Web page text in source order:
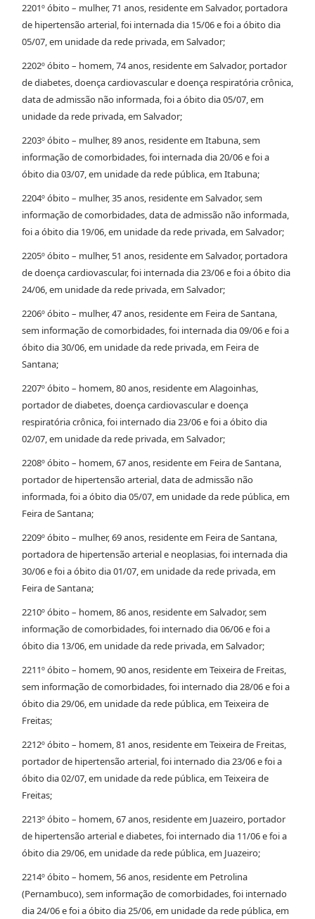
2201º óbito – mulher, 71 anos, residente em Salvador, portadora
de hipertensão arterial, foi internada dia 15/06 e foi a óbito dia
05/07, em unidade da rede privada, em Salvador;
2202º óbito – homem, 74 anos, residente em Salvador, portador
de diabetes, doença cardiovascular e doença respiratória crônica,
data de admissão não informada, foi a óbito dia 05/07, em
unidade da rede privada, em Salvador;
2203º óbito – mulher, 89 anos, residente em Itabuna, sem
informação de comorbidades, foi internada dia 20/06 e foi a
óbito dia 03/07, em unidade da rede pública, em Itabuna;
2204º óbito – mulher, 35 anos, residente em Salvador, sem
informação de comorbidades, data de admissão não informada,
foi a óbito dia 19/06, em unidade da rede privada, em Salvador;
2205º óbito – mulher, 51 anos, residente em Salvador, portadora
de doença cardiovascular, foi internada dia 23/06 e foi a óbito dia
24/06, em unidade da rede privada, em Salvador;
2206º óbito – mulher, 47 anos, residente em Feira de Santana,
sem informação de comorbidades, foi internada dia 09/06 e foi a
óbito dia 30/06, em unidade da rede privada, em Feira de
Santana;
2207º óbito – homem, 80 anos, residente em Alagoinhas,
portador de diabetes, doença cardiovascular e doença
respiratória crônica, foi internado dia 23/06 e foi a óbito dia
02/07, em unidade da rede privada, em Salvador;
2208º óbito – homem, 67 anos, residente em Feira de Santana,
portador de hipertensão arterial, data de admissão não
informada, foi a óbito dia 05/07, em unidade da rede pública, em
Feira de Santana;
2209º óbito – mulher, 69 anos, residente em Feira de Santana,
portadora de hipertensão arterial e neoplasias, foi internada dia
30/06 e foi a óbito dia 01/07, em unidade da rede privada, em
Feira de Santana;
2210º óbito – homem, 86 anos, residente em Salvador, sem
informação de comorbidades, foi internado dia 06/06 e foi a
óbito dia 13/06, em unidade da rede privada, em Salvador;
2211º óbito – homem, 90 anos, residente em Teixeira de Freitas,
sem informação de comorbidades, foi internado dia 28/06 e foi a
óbito dia 29/06, em unidade da rede pública, em Teixeira de
Freitas;
2212º óbito – homem, 81 anos, residente em Teixeira de Freitas,
portador de hipertensão arterial, foi internado dia 23/06 e foi a
óbito dia 02/07, em unidade da rede pública, em Teixeira de
Freitas;
2213º óbito – homem, 67 anos, residente em Juazeiro, portador
de hipertensão arterial e diabetes, foi internado dia 11/06 e foi a
óbito dia 29/06, em unidade da rede pública, em Juazeiro;
2214º óbito – homem, 56 anos, residente em Petrolina
(Pernambuco), sem informação de comorbidades, foi internado
dia 24/06 e foi a óbito dia 25/06, em unidade da rede pública, em